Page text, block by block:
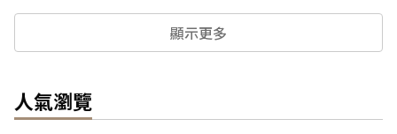
顯示更多
人氣瀏覽